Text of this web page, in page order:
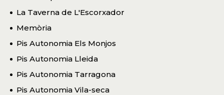
La Taverna de L'Escorxador
Memòria
Pis Autonomia Els Monjos
Pis Autonomia Lleida
Pis Autonomia Tarragona
Pis Autonomia Vila-seca